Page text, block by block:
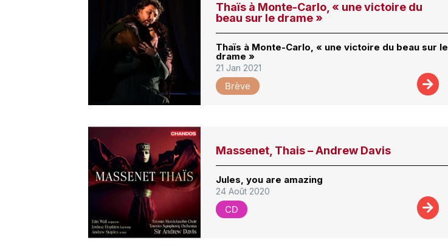
Thaïs à Monte-Carlo, « une victoire du
beau sur le drame »
Thaïs à Monte-Carlo, « une victoire du beau sur le
drame »
21 Jan 2021
Brève
Massenet, Thais – Andrew Davis
Jules, you are amazing
24 Août 2020
CD